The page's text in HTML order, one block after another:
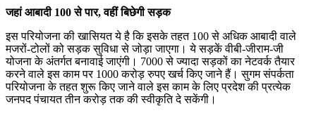
जहां आबादी 100 से पार, वहीं बिछेगी सड़क
इस परियोजना की खासियत ये है कि इसके तहत 100 से अधिक आबादी वाले
मजरों-टोलों को सड़क सुविधा से जोड़ा जाएगा। ये सड़कें वीबी-जीराम-जी
योजना के अंतर्गत बनावाई जाएंगी। 7000 से ज्यादा सड़कों का नेटवर्क तैयार
करने वाले इस काम पर 1000 करोड़ रुपए खर्च किए जाने हैं। सुगम संपर्कता
परियोजना के तहत शुरू किए जाने वाले इस काम के लिए प्रदेश की प्रत्येक
जनपद पंचायत तीन करोड़ तक की स्वीकृति दे सकेंगी।